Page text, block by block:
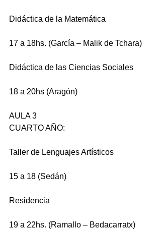
Didáctica de la Matemática
17 a 18hs. (García – Malik de Tchara)
Didáctica de las Ciencias Sociales
18 a 20hs (Aragón)
AULA 3
CUARTO AÑO:
Taller de Lenguajes Artísticos
15 a 18 (Sedán)
Residencia
19 a 22hs. (Ramallo – Bedacarratx)